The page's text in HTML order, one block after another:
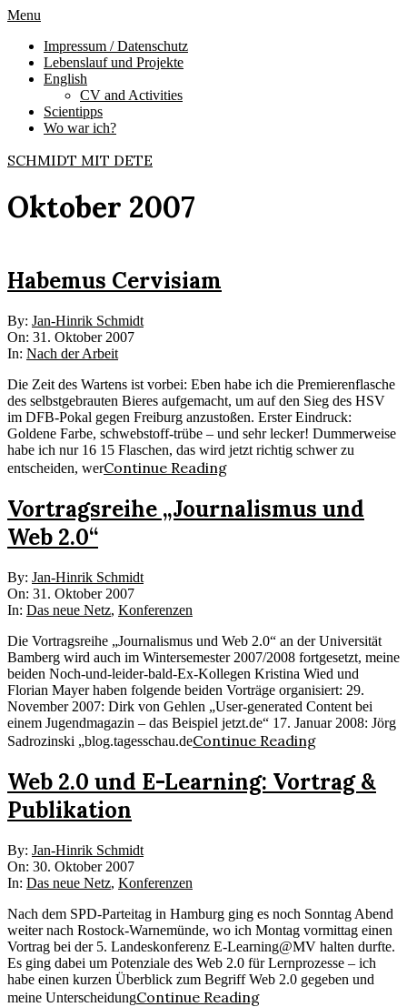
Skip
content
Primary
Menu
Menu
Impressum / Datenschutz
Lebenslauf und Projekte
English
CV and Activities
Scientipps
Wo war ich?
SCHMIDT MIT DETE
Oktober 2007
Habemus Cervisiam
2007-
10-
31
By: Jan-Hinrik Schmidt
On: 31. Oktober 2007
In: Nach der Arbeit
Die Zeit des Wartens ist vorbei: Eben habe ich die Premierenflasche
des selbstgebrauten Bieres aufgemacht, um auf den Sieg des HSV
im DFB-Pokal gegen Freiburg anzustoßen. Erster Eindruck:
Goldene Farbe, schwebstoff-trübe – und sehr lecker! Dummerweise
habe ich nur 16 15 Flaschen, das wird jetzt richtig schwer zu
entscheiden, werContinue Reading
Vortragsreihe „Journalismus und
Web 2.0“
2007-
10-
31
By: Jan-Hinrik Schmidt
On: 31. Oktober 2007
In: Das neue Netz, Konferenzen
Die Vortragsreihe „Journalismus und Web 2.0“ an der Universität
Bamberg wird auch im Wintersemester 2007/2008 fortgesetzt, meine
beiden Noch-und-leider-bald-Ex-Kollegen Kristina Wied und
Florian Mayer haben folgende beiden Vorträge organisiert: 29.
November 2007: Dirk von Gehlen „User-generated Content bei
einem Jugendmagazin – das Beispiel jetzt.de“ 17. Januar 2008: Jörg
Sadrozinski „blog.tagesschau.deContinue Reading
Web 2.0 und E-Learning: Vortrag &
Publikation
2007-
10-
30
By: Jan-Hinrik Schmidt
On: 30. Oktober 2007
In: Das neue Netz, Konferenzen
Nach dem SPD-Parteitag in Hamburg ging es noch Sonntag Abend
weiter nach Rostock-Warnemünde, wo ich Montag vormittag einen
Vortrag bei der 5. Landeskonferenz E-Learning@MV halten durfte.
Es ging dabei um Potenziale des Web 2.0 für Lernprozesse – ich
habe einen kurzen Überblick zum Begriff Web 2.0 gegeben und
meine UnterscheidungContinue Reading